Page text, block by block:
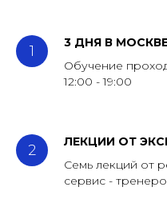
3 ДНЯ В
Обучение
12:00 - 19:00
ЛЕКЦИИ ОТ
Семь лекций от
сервис -